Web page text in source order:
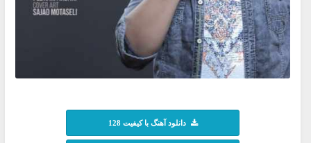
دانلود آهنگ با کیفیت 128